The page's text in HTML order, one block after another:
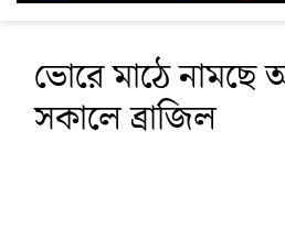
ভোরে মাঠে নামছে
সকালে ব্রাজিল